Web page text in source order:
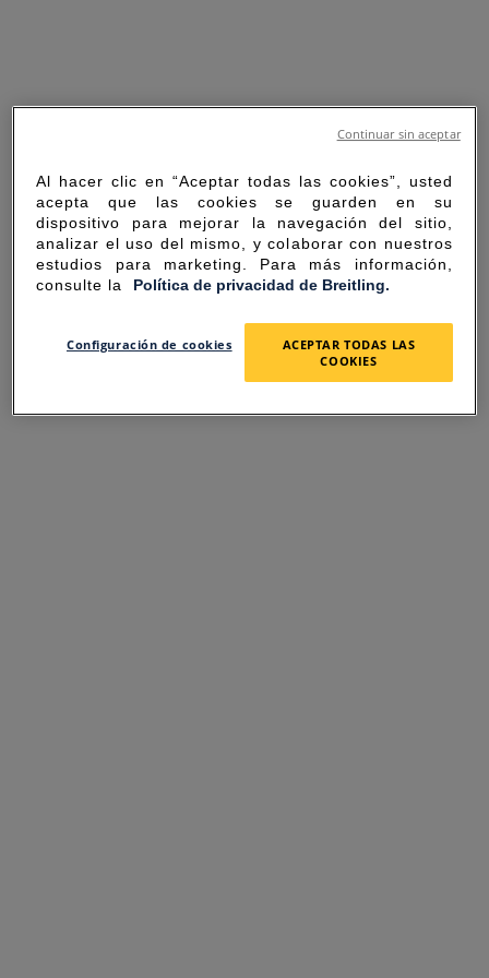
SORRY FOR THE
INCONVENIENCE
Al hacer clic en “Aceptar todas las cookies”, usted
acepta que las cookies se guarden en su
dispositivo para mejorar la navegación del sitio,
analizar el uso del mismo, y colaborar con nuestros
estudios para marketing. Para más información,
consulte la Política de privacidad de Breitling.
Configuración de cookies
ACEPTAR TODAS LAS
COOKIES
Continuar sin aceptar